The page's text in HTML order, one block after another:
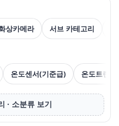
상카메라 서브 카테고리
온도센서(기준급) 온도트랜스
· 소분류 보기